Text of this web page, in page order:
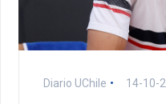
Diario UChile 14-10-